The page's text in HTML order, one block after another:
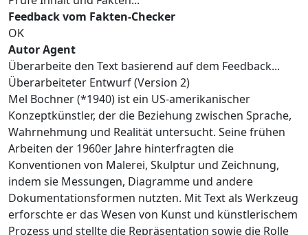
Feedback vom Fakten-Checker
OK
Autor Agent
Überarbeite den Text basierend auf dem Feedback...
Überarbeiteter Entwurf (Version 2)
Mel Bochner (*1940) ist ein US-amerikanischer
Konzeptkünstler, der die Beziehung zwischen Sprache,
Wahrnehmung und Realität untersucht. Seine frühen
Arbeiten der 1960er Jahre hinterfragten die
Konventionen von Malerei, Skulptur und Zeichnung,
indem sie Messungen, Diagramme und andere
Dokumentationsformen nutzten. Mit Text als Werkzeug
erforschte er das Wesen von Kunst und künstlerischem
Prozess und stellte die Repräsentation sowie die Rolle